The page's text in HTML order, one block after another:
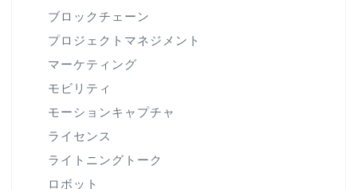
ブロックチェーン
プロジェクトマネジメント
マーケティング
モビリティ
モーションキャプチャ
ライセンス
ライトニングトーク
ロボット